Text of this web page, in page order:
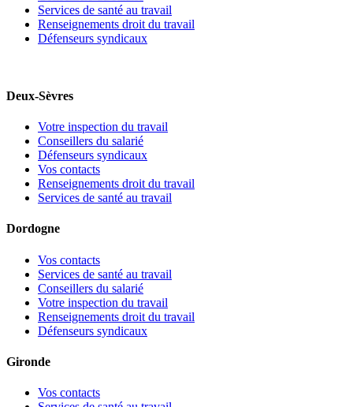
Services de santé au travail
Renseignements droit du travail
Défenseurs syndicaux
Deux-Sèvres
Votre inspection du travail
Conseillers du salarié
Défenseurs syndicaux
Vos contacts
Renseignements droit du travail
Services de santé au travail
Dordogne
Vos contacts
Services de santé au travail
Conseillers du salarié
Votre inspection du travail
Renseignements droit du travail
Défenseurs syndicaux
Gironde
Vos contacts